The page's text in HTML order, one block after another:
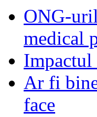
ONG-
medical
Impactul
Ar fi
face